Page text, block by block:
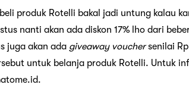
produk Rotelli bakal jadi untung kalau
nanti akan ada diskon 17% lho dari
juga akan ada giveaway vouchersenilai
untuk belanja produk Rotelli. Untuk